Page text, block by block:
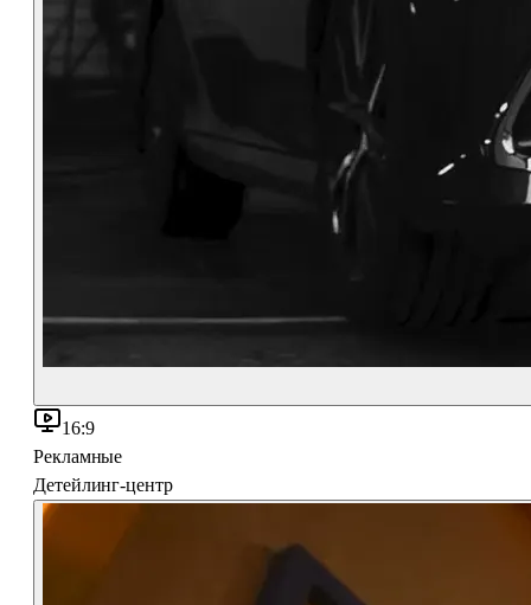
16:9
Рекламные
Детейлинг-центр